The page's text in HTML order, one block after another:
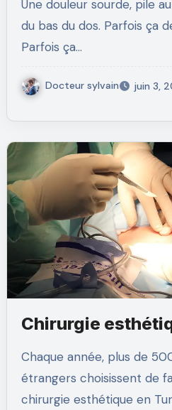
Une douleur sourde, pile au niveau des fossettes
du bas du dos. Parfois ça
Parfois ça…
Docteur sylvain juin 3,
Chirurgie
Chaque année, plus de 500 000 patients
étrangers choisissent de
chirurgie esthétique en